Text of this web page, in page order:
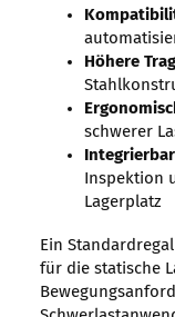
Höhere
schwerer
Inspektion
Lagerplatz
Ein
für die statische